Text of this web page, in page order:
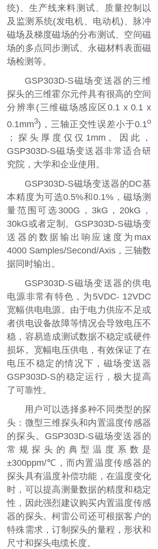
统) 、生产线来料测试、质量控制以
及监测系统(发电机、电动机) 、脉冲
磁场及梯度磁场的分布测试、空间磁
场的多点同步测试、永磁材料表面磁
场检测等。
GSP303D-S磁场变送器的三维
探头的三维霍尔元件具有很高的空间
分辨率(三维磁场感应区0.1 x 0.1 x
0.1mm3) ，三轴正交性误差小于0.1o
；探头厚度仅仅 1mm 。因此，
GSP303D-S磁场变送器非常适合研
究院，大学和企业使用。
GSP303D-S磁场变送器的DC基
本精度为可选0.5%和0.1% ，磁场测
量范围可选 300G ， 3kG ， 20kG ，
30kG或者定制。 GSP303D-S磁场变
送器的数据输出响应速度为 max
4000 Samples/Second/Axis ，三轴数
据同时输出。
GSP303D-S磁场变送器的供电
电源非常有特色，为 5VDC- 12VDC
宽幅供电电源。由于电力供应不足或
者供电设备故障等情况会导致电压不
稳，容易造成测试数据不稳定或硬件
损坏。宽幅电压供电，有效保证了在
电压不稳定的情况下，磁场变送器
GSP303D-S的稳定运行，极大提高
了可靠性。
用户可以选择多种不同类型的探
头：微型三维探头和内置温度传感器
的探头。 GSP303D-S磁场变送器的
常规探头的典型温度系数是
±300ppm/℃ ，而内置温度传感器的
探头具有温度补偿功能，在温度变化
时，可以提高测量数据的精度和稳定
性，因此强烈建议购买内置温度传感
器的探头。柯雷公司还可根据客户的
特殊需求，订制探头的量程，形状和
尺寸和探头电缆长度。